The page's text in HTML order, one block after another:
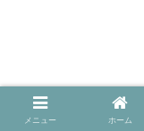
メニュー ホーム